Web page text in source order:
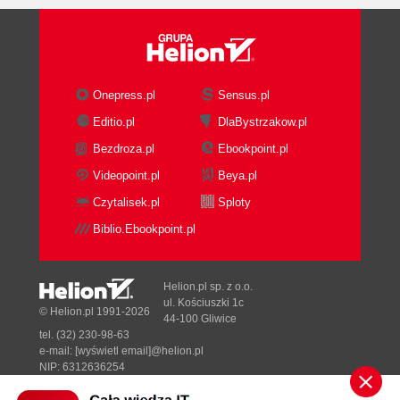
Konstruktora wyrażeń (93)
Wprowadzenie do SQL (96)
Użycie kwerend i SQL (97)
Obliczenia w kwerendach (100)
Określanie pól, które mają być wyświetlane w
rezultatach kwerend (101)
Przetwarzanie kwerend (102)
Rozdział 6. Praca z raportami (105)
Modyfikowanie istniejących raportów (109)
Tworzenie raportów przy użyciu Kreatora (110)
Formatowanie raportów przy użyciu
Autoformatowania (112)
Formatowanie raportów w widoku Projekt (113)
Onepress.pl
Sensus.pl
Editio.pl
DlaBystrzakow.pl
Bezdroza.pl
Ebookpoint.pl
Videopoint.pl
Beya.pl
Czytalisek.pl
Sploty
Biblio.Ebookpoint.pl
© Helion.pl 1991-2026
Helion.pl sp. z o.o.
ul. Kościuszki 1c
44-100 Gliwice
tel. (32) 230-98-63
e-mail: [wyświetl email]@helion.pl
NIP: 6312636254